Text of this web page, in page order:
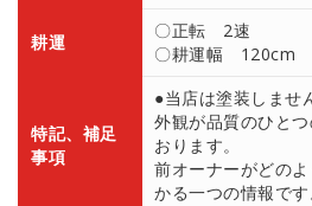
耕運
〇正転 2速
〇耕運幅 120cm
特記、補足
事項
●当店は塗装しませ
外観が品質のひと
おります。
前オーナーがどの
かる一つの情報です